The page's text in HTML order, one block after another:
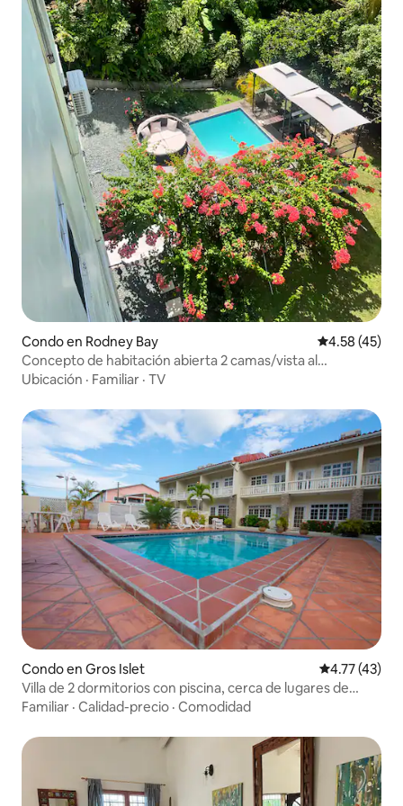
Condo en Rodney Bay Calificación
4.58 (45)
Concepto de habitación abierta 2 camas/vista al
balcón/recorridos privados
Ubicación · Familiar · TV
Condo en Gros Islet Calificación
4.77 (43)
Villa de 2 dormitorios con piscina, cerca de lugares de
interés
Familiar · Calidad-precio · Comodidad